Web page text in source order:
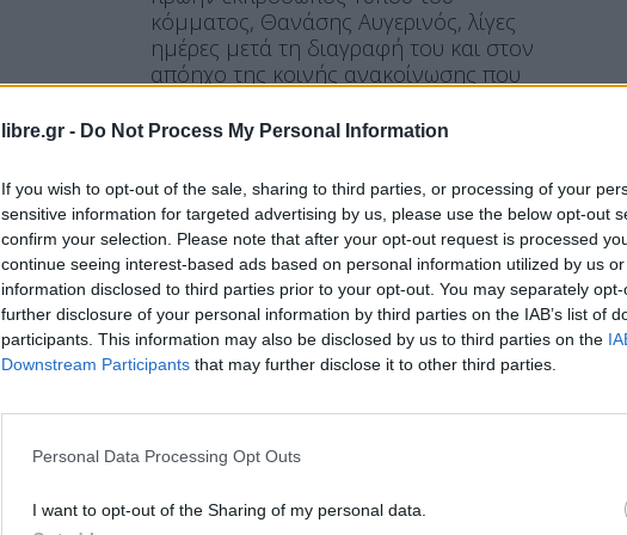
libre.gr - Do Not Process My Personal Information
If you wish to opt-out of the sale, sharing to third parties, or processing of your
sensitive information for targeted advertising by us, please use the below opt-out
confirm your selection. Please note that after your opt-out request is processed
continue seeing interest-based ads based on personal information utilized by us
information disclosed to third parties prior to your opt-out. You may separately
further disclosure of your personal information by third parties on the IAB’s list of
participants. This information may also be disclosed by us to third parties on the
Downstream Participants that may further disclose it to other third parties.
Personal Data Processing Opt Outs
I want to opt-out of the Sharing of my personal data.
κόμματος, Θανάσης Αυγερινός, λίγες
ημέρες μετά τη διαγραφή του και στον
απόηχο της κοινής ανακοίνωσης που
στελέχη.
ΘΈΜΑ 2 ΠΟΛΙΤΙΚΉ
Αποχωρήσεων συνέχεια στο
κόμμα Καρυστιανού: Έφυγαν
ακόμη δύο στελέχη μετά
4 Αυγούστου, 2026